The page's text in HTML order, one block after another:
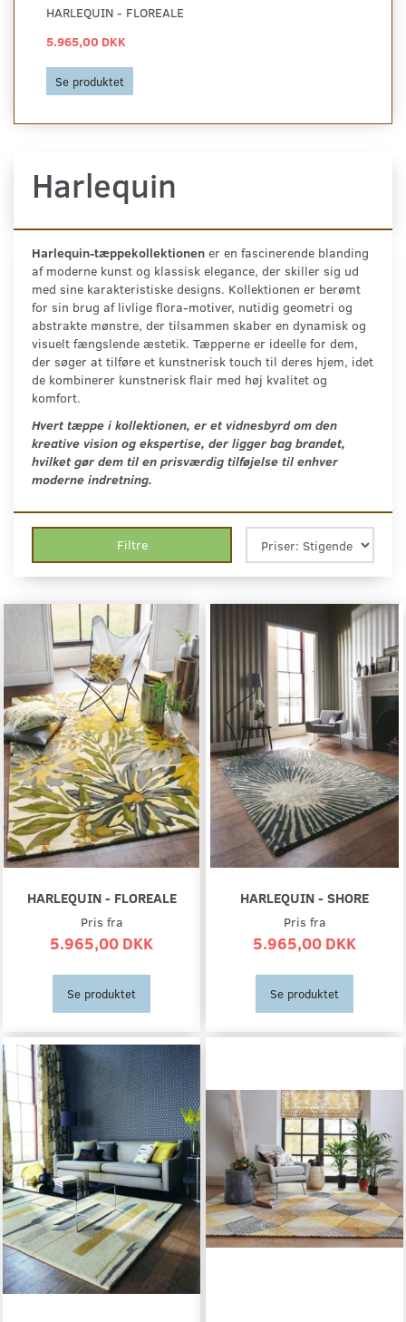
HARLEQUIN - FLOREALE
5.965,00 DKK
Se produktet
Harlequin
Harlequin-tæppekollektionen er en fascinerende blanding
af moderne kunst og klassisk elegance, der skiller sig ud
med sine karakteristiske designs. Kollektionen er berømt
for sin brug af livlige flora-motiver, nutidig geometri og
abstrakte mønstre, der tilsammen skaber en dynamisk og
visuelt fængslende æstetik. Tæpperne er ideelle for dem,
der søger at tilføre et kunstnerisk touch til deres hjem, idet
de kombinerer kunstnerisk flair med høj kvalitet og
komfort.
Hvert tæppe i kollektionen, er et vidnesbyrd om den
kreative vision og ekspertise, der ligger bag brandet,
hvilket gør dem til en prisværdig tilføjelse til enhver
moderne indretning.
Filtre
HARLEQUIN - FLOREALE
Pris fra
5.965,00 DKK
Se produktet
HARLEQUIN - SHORE
Pris fra
5.965,00 DKK
Se produktet